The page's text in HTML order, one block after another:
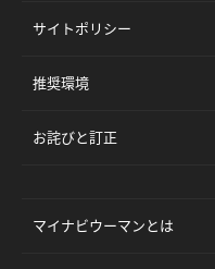
サイトポリシー
推奨環境
お詫びと訂正
マイナビウーマンとは